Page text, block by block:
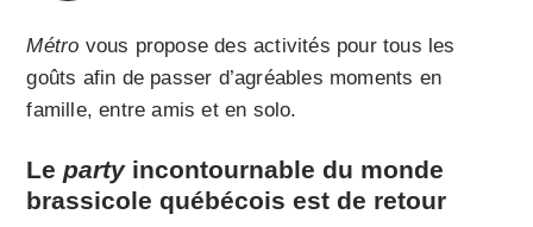
Métro vous propose des activités pour tous les
goûts afin de passer d’agréables moments en
famille, entre amis et en solo.
Lepartyincontournable du monde
brassicole québécois est de retour